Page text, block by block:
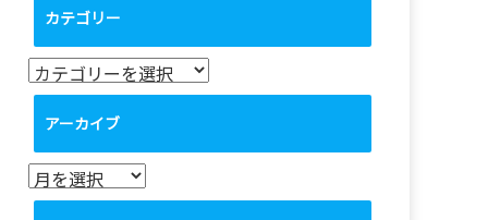
カテゴリー
カ
テ
リ
ー
アーカイブ
ア
ー